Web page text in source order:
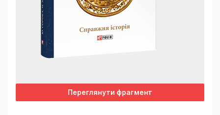
Переглянути фрагмент